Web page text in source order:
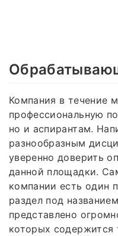
Компания в течение
профессиональную
но и аспирантам.
разнообразным
уверенно доверить
данной площадки.
компании есть один
раздел под
представлено
которых содержится